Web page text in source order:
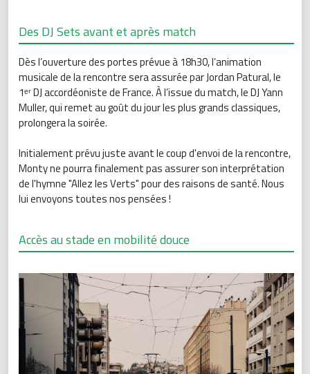
Des DJ Sets avant et après match
Dès l’ouverture des portes prévue à 18h30, l’animation
musicale de la rencontre sera assurée par Jordan Patural, le
1ᵉʳ DJ accordéoniste de France. À l’issue du match, le DJ Yann
Muller, qui remet au goût du jour les plus grands classiques,
prolongera la soirée.
Initialement prévu juste avant le coup d'envoi de la rencontre,
Monty ne pourra finalement pas assurer son interprétation
de l'hymne "Allez les Verts" pour des raisons de santé. Nous
lui envoyons toutes nos pensées !
Accès au stade en mobilité douce